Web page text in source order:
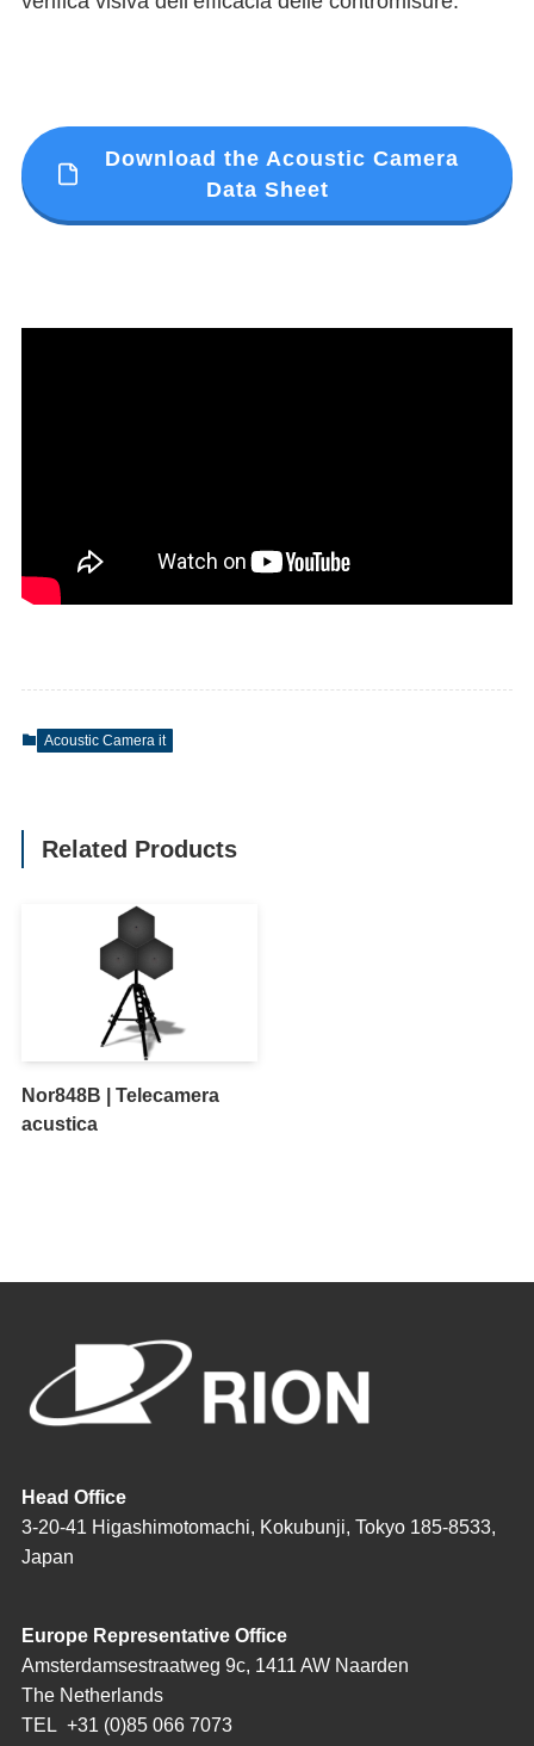
Download the Acoustic Camera
Data Sheet
Acoustic Camera it
Related Products
Nor848B | Telecamera
acustica
Head Office
3-20-41 Higashimotomachi, Kokubunji, Tokyo 185-8533,
Japan
Europe Representative Office
Amsterdamsestraatweg 9c, 1411 AW Naarden
The Netherlands
TEL +31 (0)85 066 7073